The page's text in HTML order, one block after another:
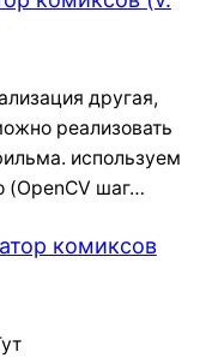
другая,
реализовать
используем
(OpenCV шаг…
комиксов